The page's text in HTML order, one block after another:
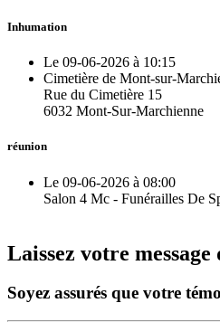
Inhumation
Le 09-06-2026 à 10:15
Cimetière de Mont-sur-
Rue du Cimetière 15
6032 Mont-Sur-Marchienne
réunion
Le 09-06-2026 à 08:00
Salon 4 Mc - Funérailles De
Laissez votre message
Soyez assurés que votre